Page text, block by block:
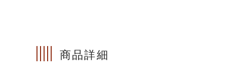
商品詳細